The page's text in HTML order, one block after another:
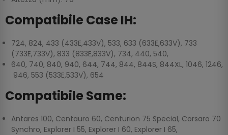
Compatibile Case IH:
724, 824, 433 (433E,433V), 533, 633 (633E,633V), 733
(733E,733V), 833 (833E,833V), 734, 440, 540,
640, 740, 840, 940, 644, 744, 844, 844S, 844XL, 1046, 1246,
946, 553 (533E,533V), 654
Compatibile Same:
Antares 100, Centauro 60, Centurion 75 Special, Corsaro 70
Synchro, Explorer I 55, Explorer I 60, Explorer I 65,